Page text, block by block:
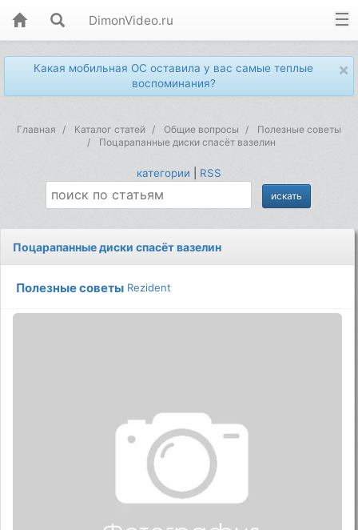
DimonVideo.ru
×
Какая мобильная ОС оставила у вас самые теплые
воспоминания?
Главная Каталог статей Общие вопросы
Полезные советы
Поцарапанные диски спасёт вазелин
категории RSS
Поцарапанные диски спасёт вазелин
Полезные советы Rezident